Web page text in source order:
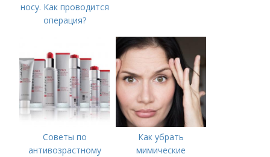
носу. Как проводится
операция?
Советы по
антивозрастному
Как убрать
мимические